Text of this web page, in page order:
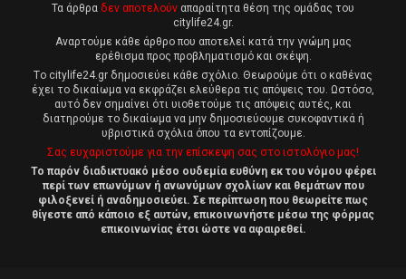
Τα άρθρα δεν αποτελούν απαραίτητα θέση της ομάδας του
citylife24.gr.
Αναρτούμε κάθε άρθρο που αποτελεί κατά την γνώμη μας
ερέθισμα προς προβληματισμό και σκέψη.
Tο citylife24.gr δημοσιεύει κάθε σχόλιο. Θεωρούμε ότι ο καθένας
έχει το δικαίωμα να εκφράζει ελεύθερα τις απόψεις του. Ωστόσο,
αυτό δεν σημαίνει ότι υιοθετούμε τις απόψεις αυτές, και
διατηρούμε το δικαίωμα να μην δημοσιεύουμε συκοφαντικά ή
υβριστικά σχόλια όπου τα εντοπίζουμε.
Σας ευχαριστούμε για την επίσκεψη σας στο ιστολόγιο μας!
Το παρόν διαδικτυακό μέσο ουδεμία ευθύνη εκ του νόμου φέρει
περί των επωνύμων ή ανωνύμων σχολίων και θεμάτων που
φιλοξενεί ή αναδημοσιεύει. Σε περίπτωση που θεωρείτε πως
θίγεστε από κάποιο εξ αυτών, επικοινωνήστε μέσω της φόρμας
επικοινωνίας έτσι ώστε να αφαιρεθεί.